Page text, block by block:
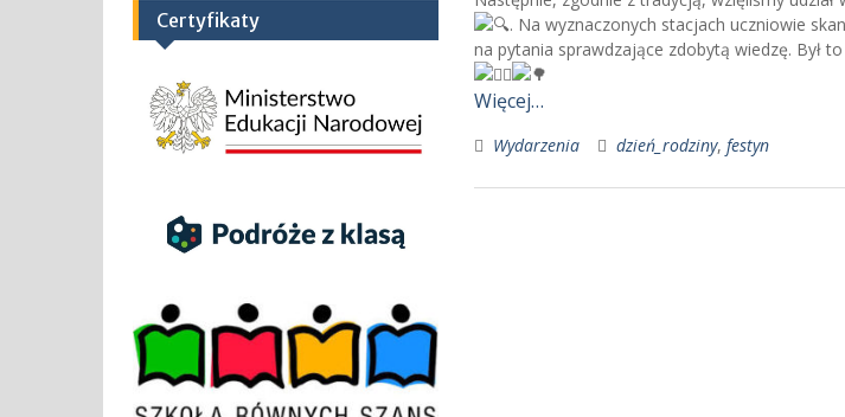
. Na wyznaczonych stacjach uczniowie
na pytania sprawdzające zdobytą wiedzę. Był
Więcej…
Wydarzenia dzień_rodziny, festyn
Certyfikaty